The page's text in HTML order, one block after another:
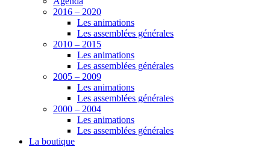
2016 – 2020
Les animations
Les assemblées générales
2010 – 2015
Les animations
Les assemblées générales
2005 – 2009
Les animations
Les assemblées générales
2000 – 2004
Les animations
Les assemblées générales
La boutique